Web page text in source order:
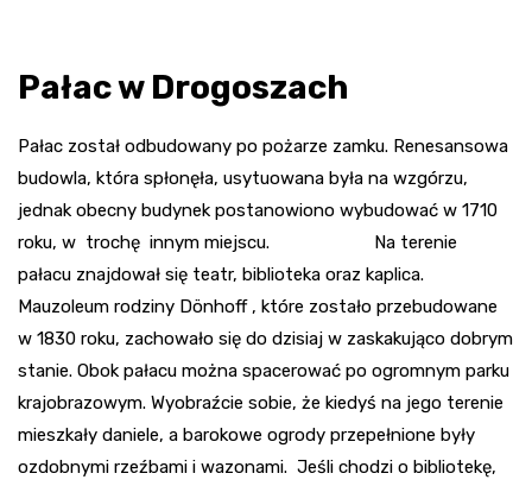
Pałac w Drogoszach
Pałac został odbudowany po pożarze zamku. Renesansowa
budowla, która spłonęła, usytuowana była na wzgórzu,
jednak obecny budynek postanowiono wybudować w 1710
roku, w trochę innym miejscu. Na terenie
pałacu znajdował się teatr, biblioteka oraz kaplica.
Mauzoleum rodziny Dönhoff , które zostało przebudowane
w 1830 roku, zachowało się do dzisiaj w zaskakująco dobrym
stanie. Obok pałacu można spacerować po ogromnym parku
krajobrazowym. Wyobraźcie sobie, że kiedyś na jego terenie
mieszkały daniele, a barokowe ogrody przepełnione były
ozdobnymi rzeźbami i wazonami. Jeśli chodzi o bibliotekę,